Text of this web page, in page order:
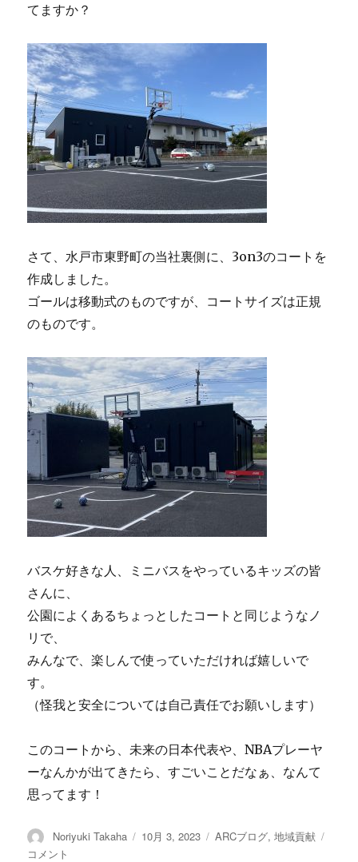
てますか？
さて、水戸市東野町の当社裏側に、3on3のコートを
作成しました。
ゴールは移動式のものですが、コートサイズは正規
のものです。
バスケ好きな人、ミニバスをやっているキッズの皆
さんに、
公園によくあるちょっとしたコートと同じようなノ
リで、
みんなで、楽しんで使っていただければ嬉しいで
す。
（怪我と安全については自己責任でお願いします）
このコートから、未来の日本代表や、NBAプレーヤ
ーなんかが出てきたら、すごいことだなぁ、なんて
思ってます！
投
稿
Noriyuki Takaha
投
10月 3, 2023
カ
ARCブログ,地域貢献
コメント